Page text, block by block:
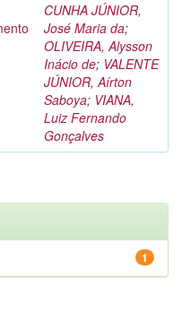
CUNHA JÚNIOR,
José Maria da;
OLIVEIRA, Alysson
Inácio de; VALENTE
JÚNIOR, Aírton
Saboya; VIANA,
Luiz Fernando
Gonçalves
1